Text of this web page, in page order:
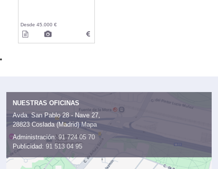
Desde 45.000 €
NUESTRAS OFICINAS
Avda. San Pablo 28 - Nave 27,
28823 Coslada (Madrid) Mapa
Administración: 91 724 05 70
Publicidad: 91 513 04 95